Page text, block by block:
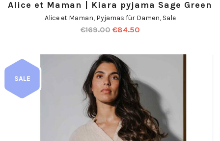
Alice et Maman | Kiara pyjama Sage Green
Alice et Maman, Pyjamas für Damen, Sale
€169.00 €84.50
SALE